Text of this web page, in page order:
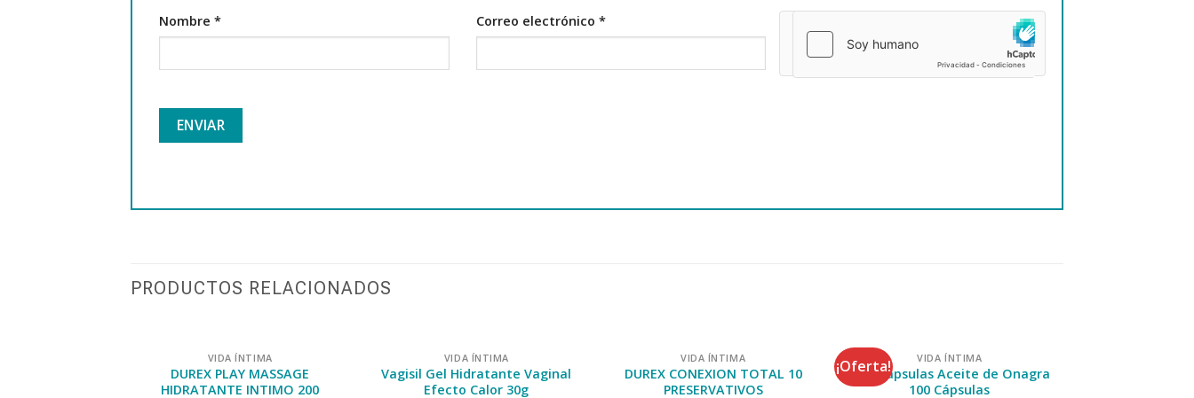
Nombre * Correo electrónico *
PRODUCTOS RELACIONADOS
VIDA ÍNTIMA
DUREX PLAY MASSAGE
HIDRATANTE INTIMO 200
VIDA ÍNTIMA
Vagisil Gel Hidratante Vaginal
Efecto Calor 30g
VIDA ÍNTIMA
DUREX CONEXION TOTAL 10
PRESERVATIVOS
¡Oferta! VIDA ÍNTIMA
Arkocapsulas Aceite de Onagra
100 Cápsulas